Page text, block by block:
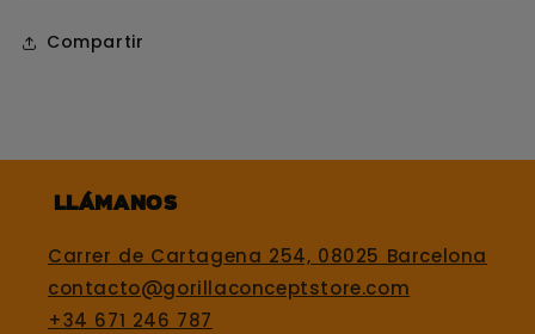
Compartir
Llámanos
Carrer de Cartagena 254, 08025 Barcelona
contacto@gorillaconceptstore.com
+34 671 246 787